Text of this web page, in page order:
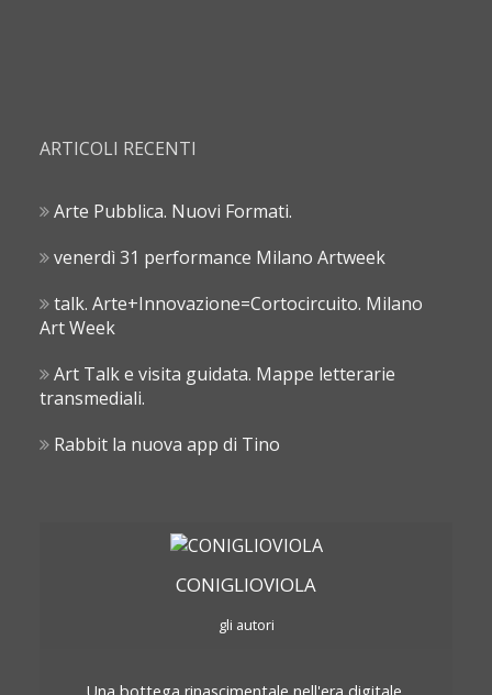
ARTICOLI RECENTI
Arte Pubblica. Nuovi Formati.
venerdì 31 performance Milano Artweek
talk. Arte+Innovazione=Cortocircuito. Milano
Art Week
Art Talk e visita guidata. Mappe letterarie
transmediali.
Rabbit la nuova app di Tino
CONIGLIOVIOLA
gli autori